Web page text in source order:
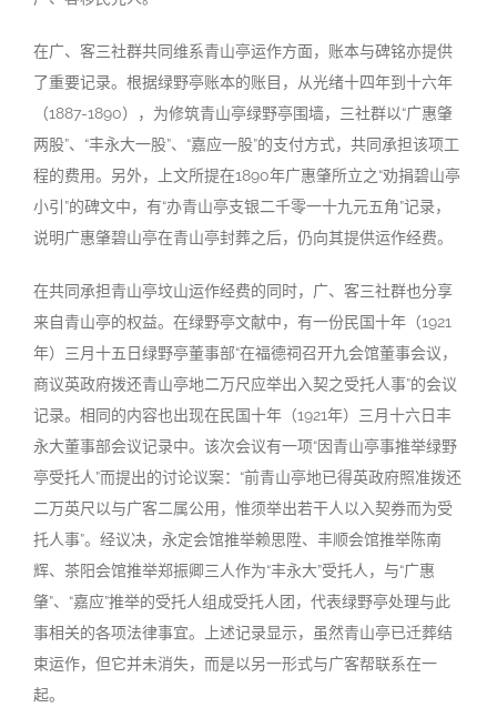
在广、客三社群共同维系青山亭运作方面，账本与碑铭亦提供
了重要记录。根据绿野亭账本的账目，从光绪十四年到十六年
（1887-1890），为修筑青山亭绿野亭围墙，三社群以“广惠肇
两股”、“丰永大一股”、“嘉应一股”的支付方式，共同承担该项工
程的费用。另外，上文所提在1890年广惠肇所立之“劝捐碧山亭
小引”的碑文中，有“办青山亭支银二千零一十九元五角”记录，
说明广惠肇碧山亭在青山亭封葬之后，仍向其提供运作经费。
在共同承担青山亭坟山运作经费的同时，广、客三社群也分享
来自青山亭的权益。在绿野亭文献中，有一份民国十年（1921
年）三月十五日绿野亭董事部“在福德祠召开九会馆董事会议，
商议英政府拨还青山亭地二万尺应举出入契之受托人事”的会议
记录。相同的内容也出现在民国十年（1921年）三月十六日丰
永大董事部会议记录中。该次会议有一项“因青山亭事推举绿野
亭受托人”而提出的讨论议案：“前青山亭地已得英政府照准拨还
二万英尺以与广客二属公用，惟须举出若干人以入契券而为受
托人事”。经议决，永定会馆推举赖思陞、丰顺会馆推举陈南
辉、茶阳会馆推举郑振卿三人作为“丰永大”受托人，与“广惠
肇”、“嘉应”推举的受托人组成受托人团，代表绿野亭处理与此
事相关的各项法律事宜。上述记录显示，虽然青山亭已迁葬结
束运作，但它并未消失，而是以另一形式与广客帮联系在一
起。